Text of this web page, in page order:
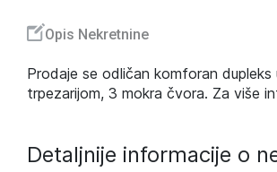
Opis Nekretnine
Prodaje se odličan komforan
trpezarijom, 3 mokra čvora. Za više
Detaljnije informacije o